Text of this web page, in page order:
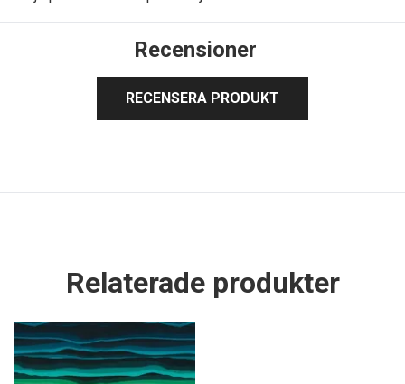
Recensioner
RECENSERA PRODUKT
Relaterade produkter